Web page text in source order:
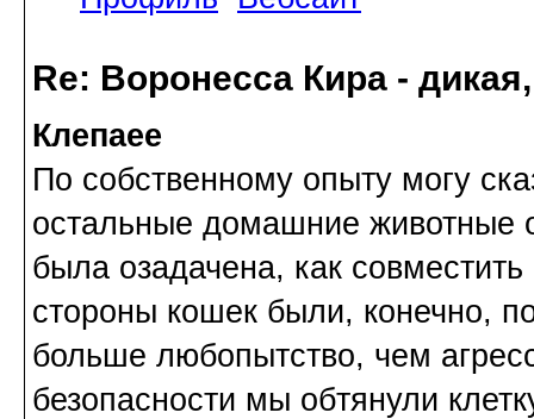
Re: Воронесса Кира -
Клепаee
По собственному опыту могу
остальные домашние животные
была озадачена, как
стороны кошек были, конечно,
больше любопытство, чем
безопасности мы обтянули